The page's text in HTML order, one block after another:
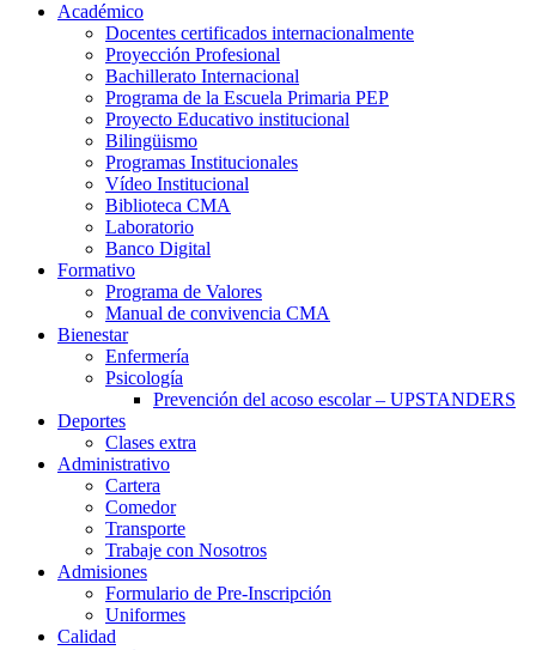
Académico
Docentes certificados internacionalmente
Proyección Profesional
Bachillerato Internacional
Programa de la Escuela Primaria PEP
Proyecto Educativo institucional
Bilingüismo
Programas Institucionales
Vídeo Institucional
Biblioteca CMA
Laboratorio
Banco Digital
Formativo
Programa de Valores
Manual de convivencia CMA
Bienestar
Enfermería
Psicología
Prevención del acoso escolar – UPSTANDERS
Deportes
Clases extra
Administrativo
Cartera
Comedor
Transporte
Trabaje con Nosotros
Admisiones
Formulario de Pre-Inscripción
Uniformes
Calidad